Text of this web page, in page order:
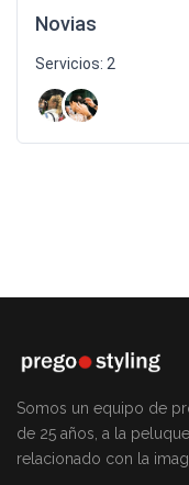
Novias
Servicios: 2
Somos un equipo de
de 25 años, a la
relacionado con la